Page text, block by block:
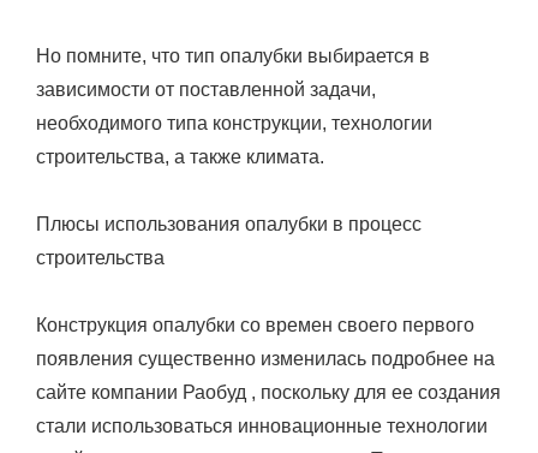
Но помните, что тип опалубки выбирается в
зависимости от поставленной задачи,
необходимого типа конструкции, технологии
строительства, а также климата.
Плюсы использования опалубки в процесс
строительства
Конструкция опалубки со времен своего первого
появления существенно изменилась подробнее на
сайте компании Раобуд , поскольку для ее создания
стали использоваться инновационные технологии